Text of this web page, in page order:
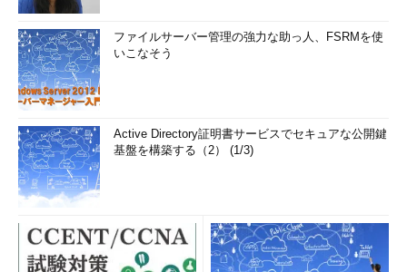
ファイルサーバー管理の強力な助っ人、FSRMを使
いこなそう
Active Directory証明書サービスでセキュアな公開鍵
基盤を構築する（2） (1/3)